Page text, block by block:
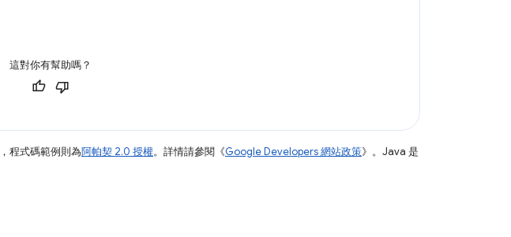
這對你有幫助嗎？
，程式碼範例則為阿帕契 2.0 授權。詳情請參閱《Google Developers 網站政策》。Java 是